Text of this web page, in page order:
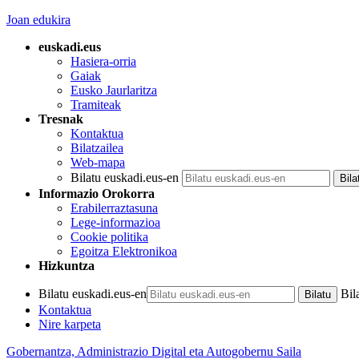
Joan edukira
euskadi.eus
Hasiera-orria
Gaiak
Eusko Jaurlaritza
Tramiteak
Tresnak
Kontaktua
Bilatzailea
Web-mapa
Bilatu euskadi.eus-en
Informazio Orokorra
Erabilerraztasuna
Lege-informazioa
Cookie politika
Egoitza Elektronikoa
Hizkuntza
Bilatu euskadi.eus-en
Kontaktua
Nire karpeta
Gobernantza, Administrazio Digital eta Autogobernu Saila